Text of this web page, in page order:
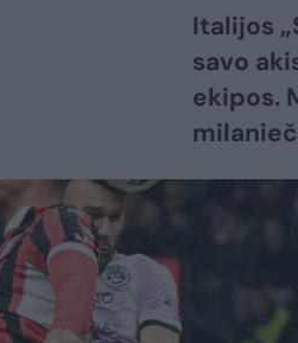
Italijos
savo
ekipos.